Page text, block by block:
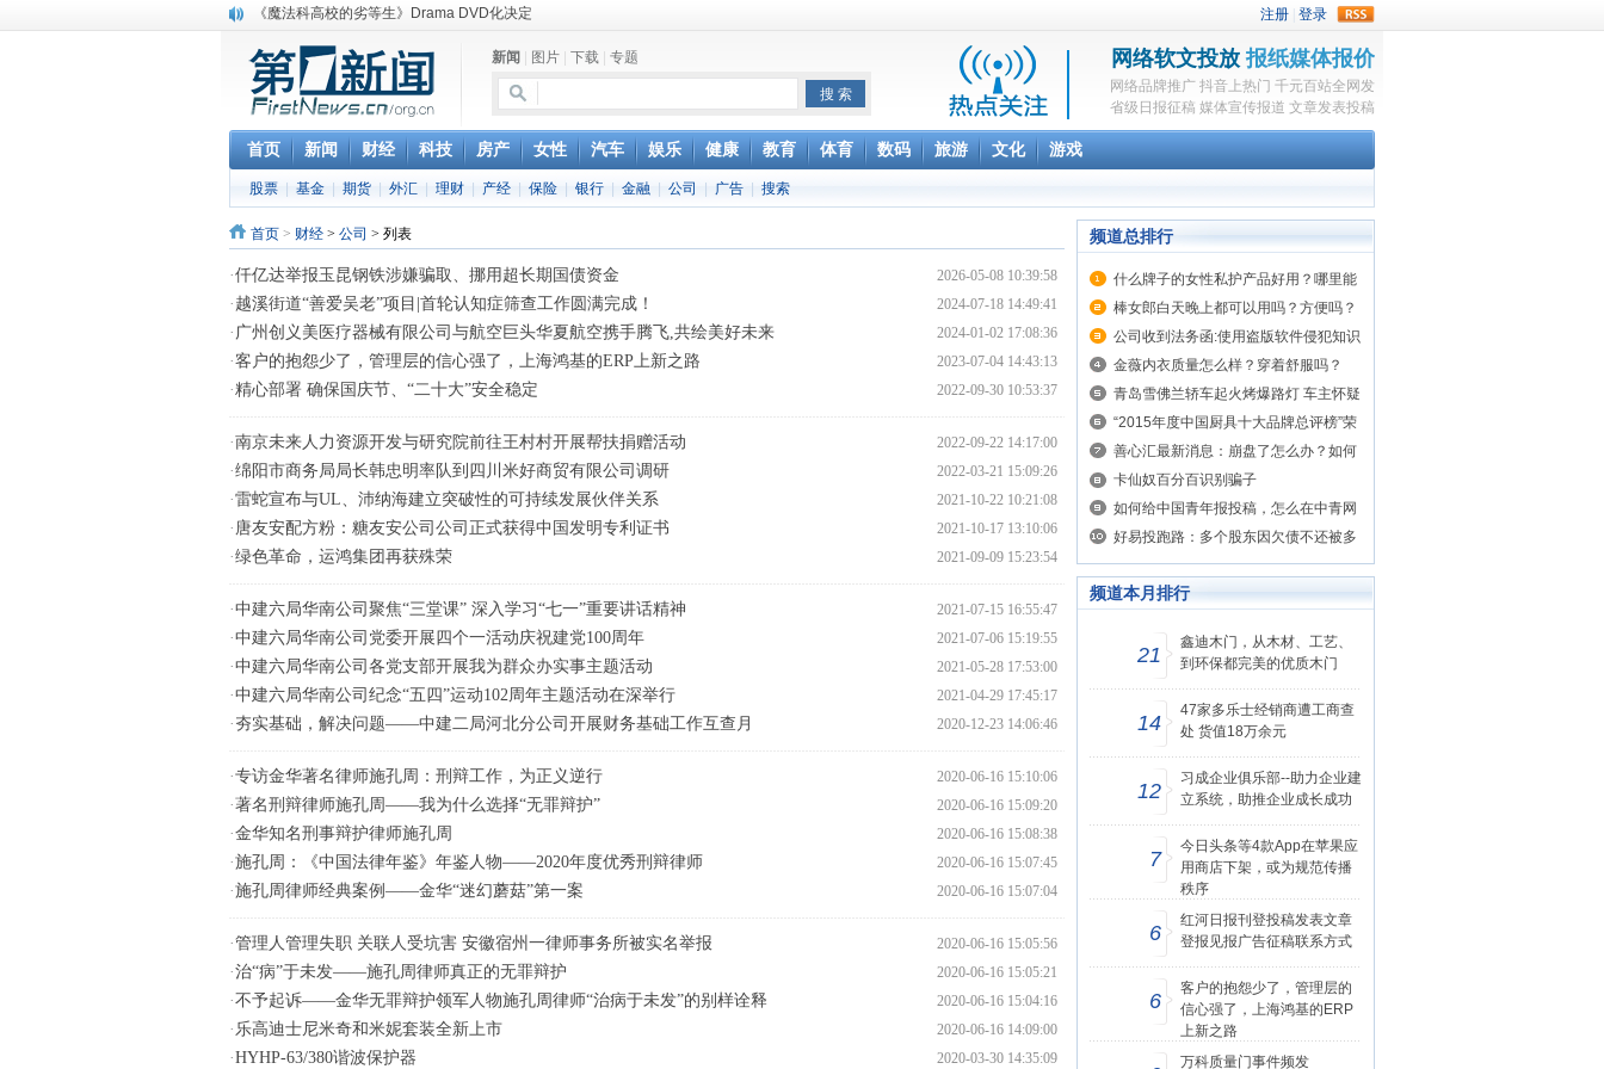
《魔法科高校的劣等生》Drama DVD化决定
消息称刘强东要求京东商城明年扭亏为盈
保健品也能吃出一身病? 康宝莱员工自揭多项家丑
煤价"跳水"电企利润"蹦高" 电煤联动亟待完善
苹果公司自建太阳能电厂为数据中心供电
吃饭、睡觉、黑人人？
网络电商和传统出版商的角逐：亚马逊停止接受Hachette所有图书订单
英国小猫因长得像希特勒遭袭 被扔垃圾左眼致盲
《中二病也想谈恋爱》女主角特报预告公开
新闻 图片 下载 专题 网络软文投放 报纸媒体报价
网络品牌推广 抖音上热门 千元百站全网发
省级日报征稿 媒体宣传报道 文章发表投稿
首页 新闻 财经 科技 房产 女性 汽车 娱乐 健康 教育 体育 数码 旅游 文化 游戏
股票 基金 期货 外汇 理财 产经 保险 银行 金融 公司 广告 搜索
首页 > 财经 > 公司 > 列表
2026-05-08 10:39:58
·仟亿达举报玉昆钢铁涉嫌骗取、挪用超长期国债资金
2024-07-18 14:49:41
· 越溪街道“善爱吴老”项目|首轮认知症筛查工作圆满完成！
2024-01-02 17:08:36
· 广州创义美医疗器械有限公司与航空巨头华夏航空携手腾飞,共绘美好未来
2023-07-04 14:43:13
·客户的抱怨少了，管理层的信心强了，上海鸿基的ERP上新之路
2022-09-30 10:53:37
·精心部署 确保国庆节、“二十大”安全稳定
2022-09-22 14:17:00
·南京未来人力资源开发与研究院前往王村村开展帮扶捐赠活动
2022-03-21 15:09:26
·绵阳市商务局局长韩忠明率队到四川米好商贸有限公司调研
2021-10-22 10:21:08
·雷蛇宣布与UL、沛纳海建立突破性的可持续发展伙伴关系
2021-10-17 13:10:06
· 唐友安配方粉：糖友安公司公司正式获得中国发明专利证书
2021-09-09 15:23:54
·绿色革命，运鸿集团再获殊荣
2021-07-15 16:55:47
·中建六局华南公司聚焦“三堂课” 深入学习“七一”重要讲话精神
2021-07-06 15:19:55
·中建六局华南公司党委开展四个一活动庆祝建党100周年
2021-05-28 17:53:00
·中建六局华南公司各党支部开展我为群众办实事主题活动
2021-04-29 17:45:17
·中建六局华南公司纪念“五四”运动102周年主题活动在深举行
2020-12-23 14:06:46
· 夯实基础，解决问题——中建二局河北分公司开展财务基础工作互查月
2020-06-16 15:10:06
·专访金华著名律师施孔周：刑辩工作，为正义逆行
2020-06-16 15:09:20
·著名刑辩律师施孔周——我为什么选择“无罪辩护”
2020-06-16 15:08:38
·金华知名刑事辩护律师施孔周
2020-06-16 15:07:45
·施孔周：《中国法律年鉴》年鉴人物——2020年度优秀刑辩律师
2020-06-16 15:07:04
·施孔周律师经典案例——金华“迷幻蘑菇”第一案
2020-06-16 15:05:56
·管理人管理失职 关联人受坑害 安徽宿州一律师事务所被实名举报
2020-06-16 15:05:21
·治“病”于未发——施孔周律师真正的无罪辩护
2020-06-16 15:04:16
·不予起诉——金华无罪辩护领军人物施孔周律师“治病于未发”的别样诠释
2020-06-16 14:09:00
· 乐高迪士尼米奇和米妮套装全新上市
2020-03-30 14:35:09
·HYHP-63/380谐波保护器
频道总排行
什么牌子的女性私护产品好用？哪里能
买到？
棒女郎白天晚上都可以用吗？方便吗？
公司收到法务函:使用盗版软件侵犯知识
产权 骗局!
金薇内衣质量怎么样？穿着舒服吗？
青岛雪佛兰轿车起火烤爆路灯 车主怀疑
自燃
“2015年度中国厨具十大品牌总评榜”荣
耀揭晓
善心汇最新消息：崩盘了怎么办？如何
要回自己的血汗钱？
卡仙奴百分百识别骗子
如何给中国青年报投稿，怎么在中青网
上发表文章？
好易投跑路：多个股东因欠债不还被多
次起诉
频道本月排行
21
鑫迪木门，从木材、工艺、
到环保都完美的优质木门
14
47家多乐士经销商遭工商查
处 货值18万余元
12
习成企业俱乐部--助力企业建
立系统，助推企业成长成功
7
今日头条等4款App在苹果应
用商店下架，或为规范传播
秩序
6
红河日报刊登投稿发表文章
登报见报广告征稿联系方式
6
客户的抱怨少了，管理层的
信心强了，上海鸿基的ERP
上新之路
万科质量门事件频发